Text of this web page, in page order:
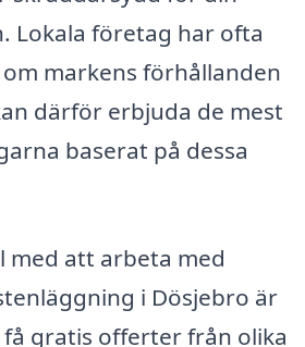
Lokala företag har ofta
markens förhållanden
därför erbjuda de mest
baserat på dessa
med att arbeta med
i Dösjebro är
gratis offerter från olika